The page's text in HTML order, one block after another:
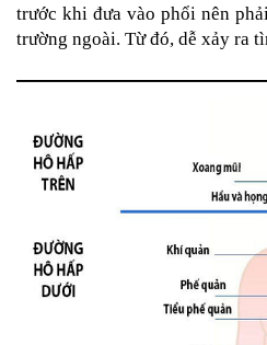
Dành
cho
Đồ
dùng
trước khi đưa vào phổi nên
trường ngoài. Từ đó, dễ xảy ra